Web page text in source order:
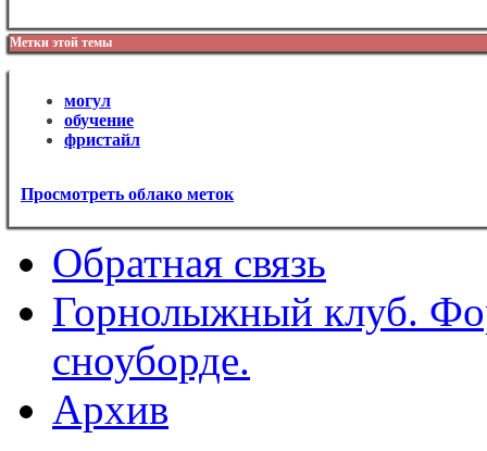
Метки этой темы
могул
обучение
фристайл
Просмотреть облако меток
Обратная связь
Горнолыжный клуб.
сноуборде.
Архив